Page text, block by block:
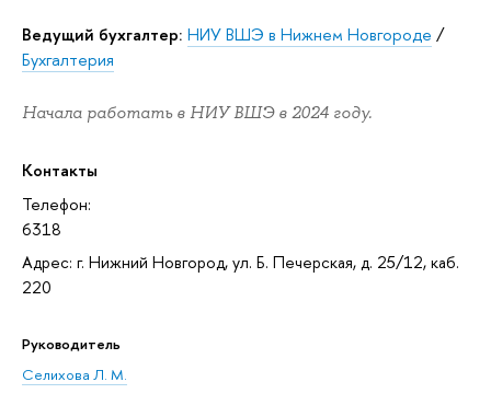
ведущий бухгалтер: НИУ ВШЭ в Нижнем Новгороде /
Бухгалтерия
Начала работать в НИУ ВШЭ в 2024 году.
Контакты
Телефон:
6318
Адрес: г. Нижний Новгород, ул. Б. Печерская, д. 25/12, каб.
220
Руководитель
Селихова Л. М.